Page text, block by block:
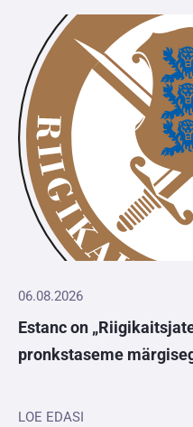
06.08.2026
Estanc on
pronkstaseme
LOE EDASI